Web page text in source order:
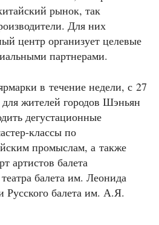
рынок, так
Для них
центр организует целевые
партнерами.
в течение недели, с 27
жителей городов Шэньян
дегустационные
классы по
промыслам, а также
артистов балета
балета им. Леонида
балета им. А.Я.